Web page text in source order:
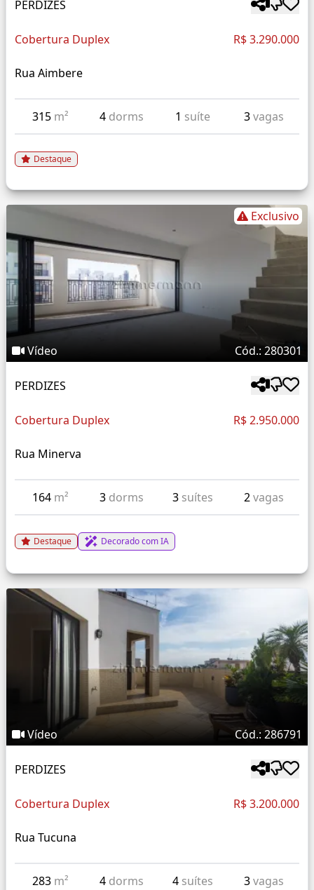
PERDIZES
Cobertura Duplex R$ 3.290.000
Rua Aimbere
315 m² 4 dorms 1 suíte 3vagas
Destaque
Exclusivo
Vídeo Cód.: 280301
PERDIZES
Cobertura Duplex R$ 2.950.000
Rua Minerva
164 m² 3 dorms 3 suítes 2vagas
Destaque Decorado com IA
Vídeo Cód.: 286791
PERDIZES
Cobertura Duplex R$ 3.200.000
Rua Tucuna
283 m² 4 dorms 4 suítes 3vagas